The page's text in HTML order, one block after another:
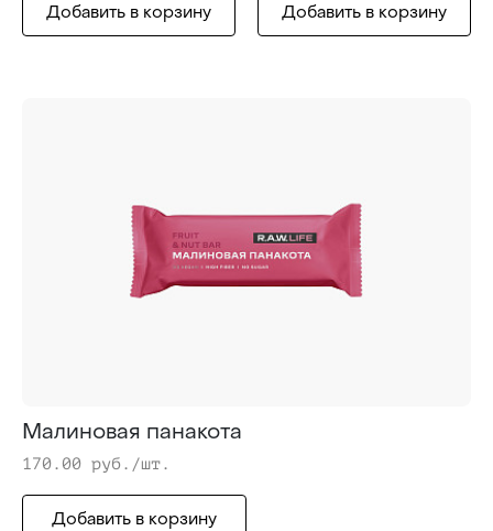
Добавить в корзину Добавить в корзину
Малиновая панакота
170.00 руб./шт.
Добавить в корзину